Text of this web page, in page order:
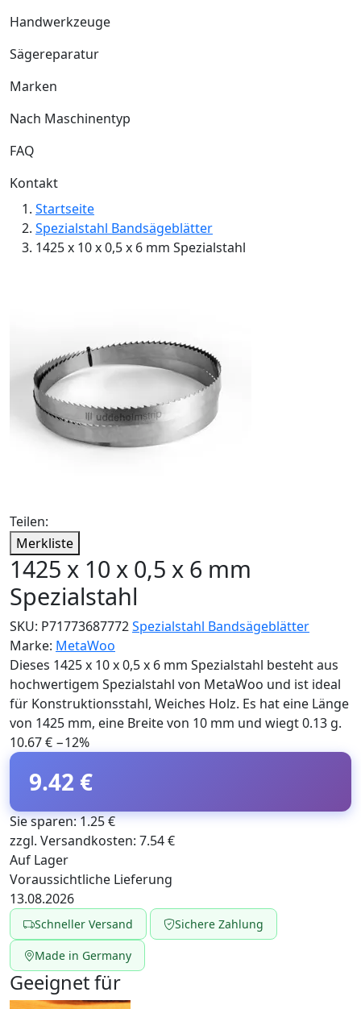
Handwerkzeuge
Sägereparatur
Marken
Nach Maschinentyp
FAQ
Kontakt
Startseite
Spezialstahl Bandsägeblätter
1425 x 10 x 0,5 x 6 mm Spezialstahl
Teilen:
Merkliste
1425 x 10 x 0,5 x 6 mm
Spezialstahl
SKU: P71773687772Spezialstahl Bandsägeblätter
Marke: MetaWoo
Dieses 1425 x 10 x 0,5 x 6 mm Spezialstahl besteht aus
hochwertigem Spezialstahl von MetaWoo und ist ideal
für Konstruktionsstahl, Weiches Holz. Es hat eine Länge
von 1425 mm, eine Breite von 10 mm und wiegt 0.13 g.
10.67 € −12%
9.42 €
Sie sparen: 1.25 €
zzgl. Versandkosten: 7.54 €
Auf Lager
Voraussichtliche Lieferung
13.08.2026
Schneller Versand Sichere Zahlung
Made in Germany
Geeignet für